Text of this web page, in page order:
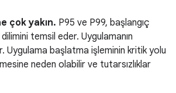
çok yakın. P95 ve P99, başlangıç
temsil eder. Uygulamanın
Uygulama başlatma işleminin kritik yolu
neden olabilir ve tutarsızlıklar